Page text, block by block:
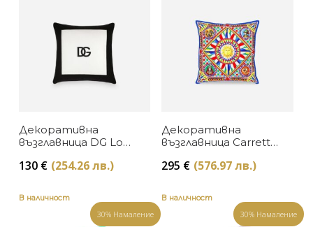
Декоративна
възглавница DG Logo
Small
130 € (254.26 лв.)
Декоративна
възглавница Carretto
Dolce&Gabbana
295 € (576.97 лв.)
В наличност
30% Намаление
В наличност
30% Намаление